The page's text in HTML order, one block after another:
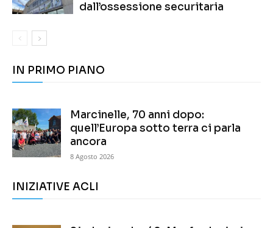
dall’ossessione securitaria
IN PRIMO PIANO
Marcinelle, 70 anni dopo:
quell’Europa sotto terra ci parla
ancora
8 Agosto 2026
INIZIATIVE ACLI